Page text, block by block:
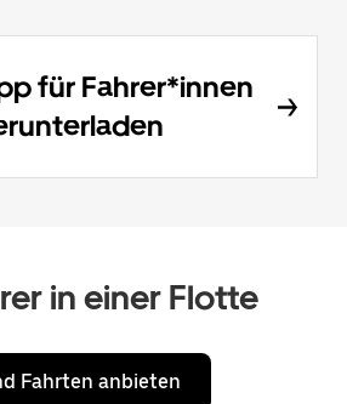
für Fahrer*innen
in einer Flotte
Fahrten anbieten